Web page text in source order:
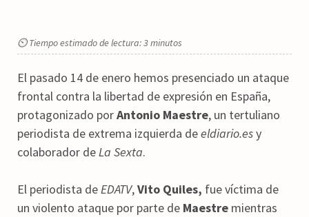
⏲ Tiempo estimado de lectura: 3 minutos
El pasado 14 de enero hemos presenciado un ataque
frontal contra la libertad de expresión en España,
protagonizado porAntonio Maestre, un tertuliano
periodista de extrema izquierda deeldiario.esy
colaborador de La Sexta.
El periodista de EDATV,Vito Quiles, fue víctima de
un violento ataque por parte de Maestre mientras